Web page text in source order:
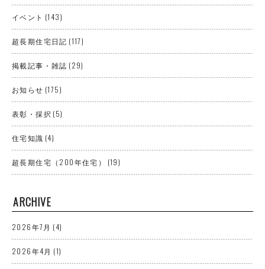
イベント (143)
超長期住宅日記 (117)
掲載記事・雑誌 (29)
お知らせ (175)
表彰・採択 (5)
住宅知識 (4)
超長期住宅（200年住宅） (19)
ARCHIVE
2026年7月 (4)
2026年4月 (1)